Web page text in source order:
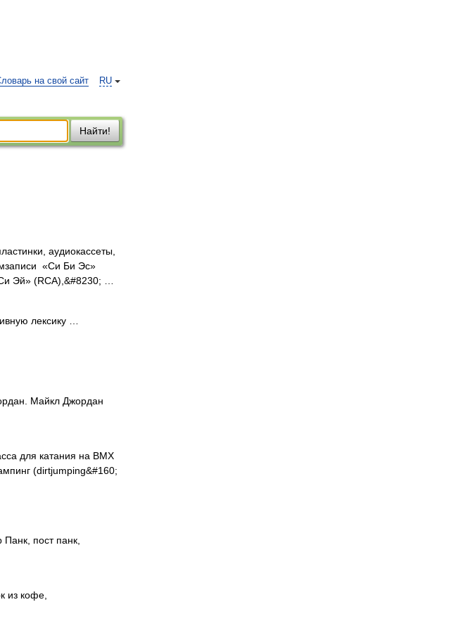
RU
на свой сайт
Найти!
аудиокассеты,
«Си Би Эс»
Эй» (RCA),&#8230; …
лексику …
Майкл Джордан
для катания на BMX
(dirtjumping&#160;
пост панк,
из кофе,